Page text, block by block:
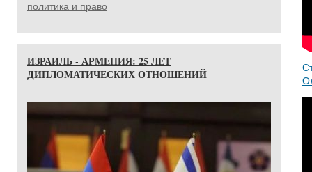
политика и право
ИЗРАИЛЬ - АРМЕНИЯ: 25 ЛЕТ
ДИПЛОМАТИЧЕСКИХ ОТНОШЕНИЙ